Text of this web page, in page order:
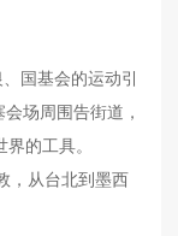
国基会的运动引
场周围告街道，
的工具。
从台北到墨西